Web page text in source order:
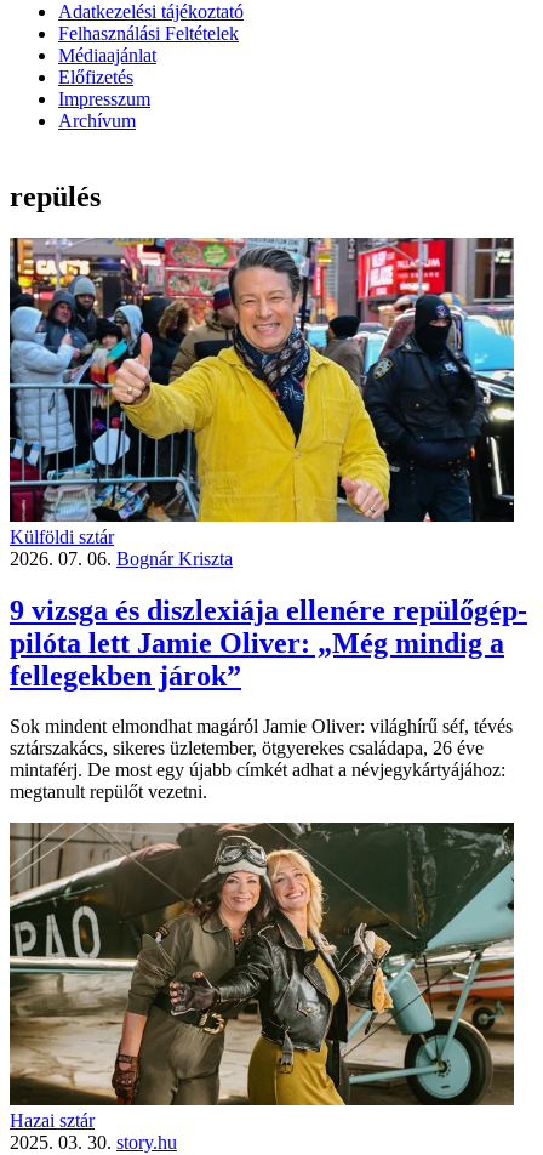
Adatkezelési tájékoztató
Felhasználási Feltételek
Médiaajánlat
Előfizetés
Impresszum
Archívum
repülés
Külföldi sztár
2026. 07. 06. Bognár Kriszta
9 vizsga és diszlexiája ellenére repülőgép-
pilóta lett Jamie Oliver: „Még mindig a
fellegekben járok”
Sok mindent elmondhat magáról Jamie Oliver: világhírű séf, tévés
sztárszakács, sikeres üzletember, ötgyerekes családapa, 26 éve
mintaférj. De most egy újabb címkét adhat a névjegykártyájához:
megtanult repülőt vezetni.
Hazai sztár
2025. 03. 30. story.hu